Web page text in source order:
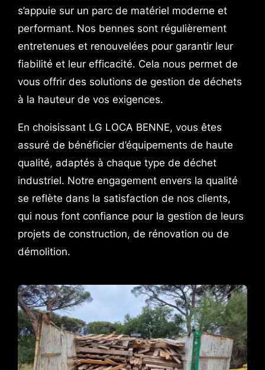
s’appuie sur un parc de matériel moderne et
performant. Nos bennes sont régulièrement
entretenues et renouvelées pour garantir leur
fiabilité et leur efficacité. Cela nous permet de
vous offrir des solutions de gestion de déchets
à la hauteur de vos exigences.
En choisissant LG LOCA BENNE, vous êtes
assuré de bénéficier d’équipements de haute
qualité, adaptés à chaque type de déchet
industriel. Notre engagement envers la qualité
se reflète dans la satisfaction de nos clients,
qui nous font confiance pour la gestion de leurs
projets de construction, de rénovation ou de
démolition.